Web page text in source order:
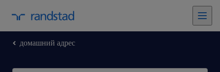
домашний адрес